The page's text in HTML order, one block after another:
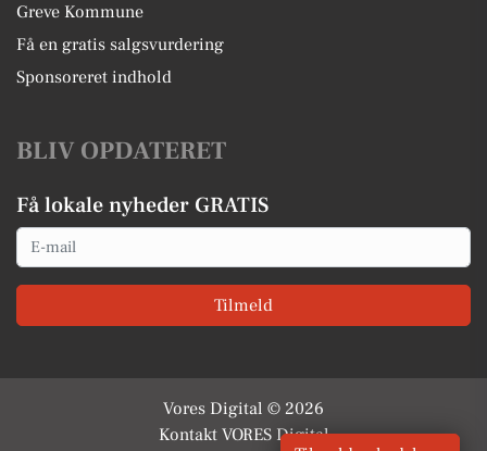
Greve Kommune
Få en gratis salgsvurdering
Sponsoreret indhold
BLIV OPDATERET
Få lokale nyheder GRATIS
Email
Tilmeld
Vores Digital © 2026
Kontakt VORES Digital